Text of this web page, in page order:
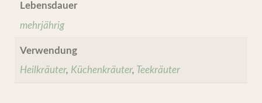
Lebensdauer
mehrjährig
Verwendung
Heilkräuter, Küchenkräuter, Teekräuter